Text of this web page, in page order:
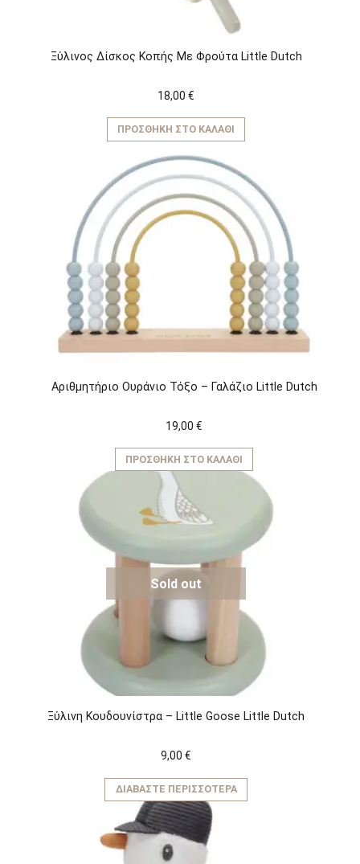
Ξύλινος Δίσκος Κοπής Με Φρούτα Little Dutch
18,00 €
ΠΡΟΣΘΉΚΗ ΣΤΟ ΚΑΛΆΘΙ
Αριθμητήριο Ουράνιο Τόξο – Γαλάζιο Little Dutch
19,00 €
ΠΡΟΣΘΉΚΗ ΣΤΟ ΚΑΛΆΘΙ
Sold out
Ξύλινη Κουδουνίστρα – Little Goose Little Dutch
9,00 €
ΔΙΑΒΆΣΤΕ ΠΕΡΙΣΣΌΤΕΡΑ